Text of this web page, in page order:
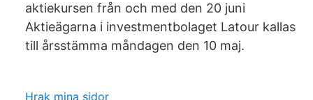
aktiekursen från och med den 20 juni
Aktieägarna i investmentbolaget Latour kallas
till årsstämma måndagen den 10 maj.
Hrak mina sidor